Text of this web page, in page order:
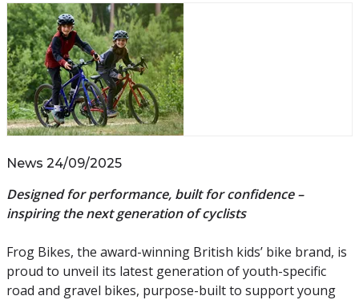
News 24/09/2025
Designed for performance, built for confidence –
inspiring the next generation of cyclists
Frog Bikes, the award-winning British kids’ bike brand, is
proud to unveil its latest generation of youth-specific
road and gravel bikes, purpose-built to support young